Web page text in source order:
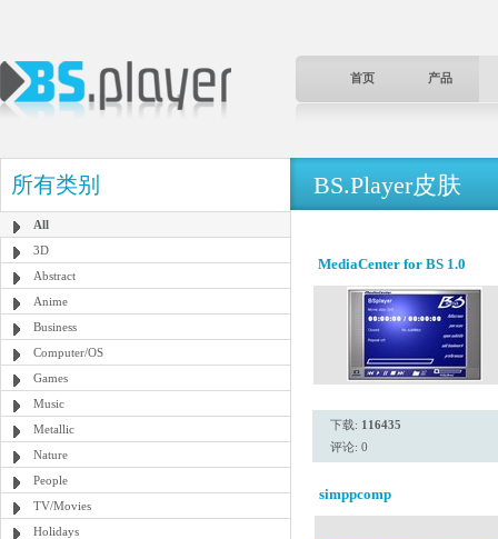
首页 产品
所有类别
All
3D
Abstract
Anime
Business
Computer/OS
Games
Music
Metallic
Nature
People
TV/Movies
Holidays
BS.Player皮肤
MediaCenter for BS 1.0
下载: 116435
评论: 0
simppcomp